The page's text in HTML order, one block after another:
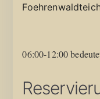
06:00-12:00